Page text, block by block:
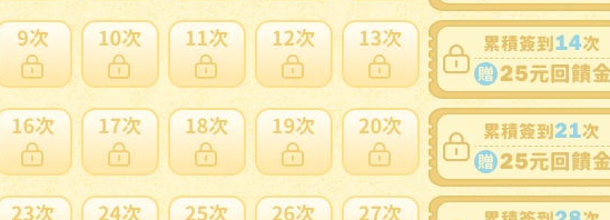
S管理80453 H26 レクサスLS460 USF40 後期】★BSM付き
右 ドアミラー 16Pカプラー★正常動作品
更多此賣家商品
16,500円
NT3570元